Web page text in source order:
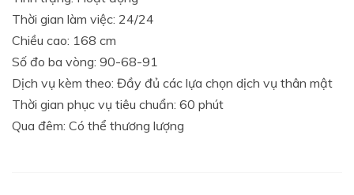
Thời gian làm việc: 24/24
Chiều cao: 168 cm
Số đo ba vòng: 90-68-91
Dịch vụ kèm theo: Đầy đủ các lựa chọn dịch vụ thân mật
Thời gian phục vụ tiêu chuẩn: 60 phút
Qua đêm: Có thể thương lượng